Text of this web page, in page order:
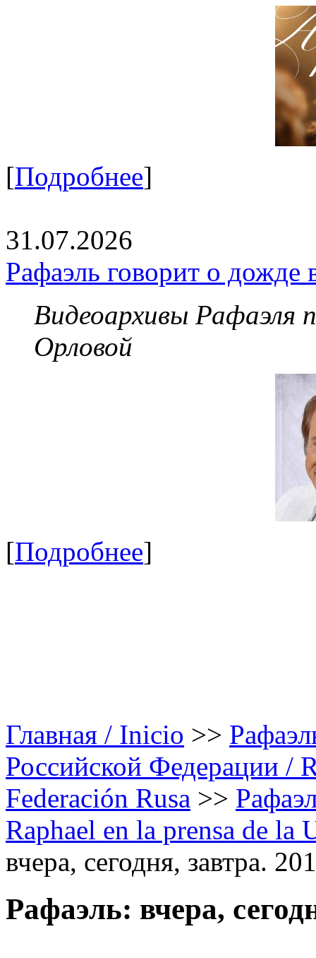
[Подробнее]
31.07.2026
Рафаэль говорит о дожде
Видеоархивы Рафаэля
Орловой
[Подробнее]
Главная / Inicio >>
Российской Федерации /
Federación Rusa >>
Raphael en la prensa de la
вчера, сегодня, завтра.
Рафаэль: вчера,